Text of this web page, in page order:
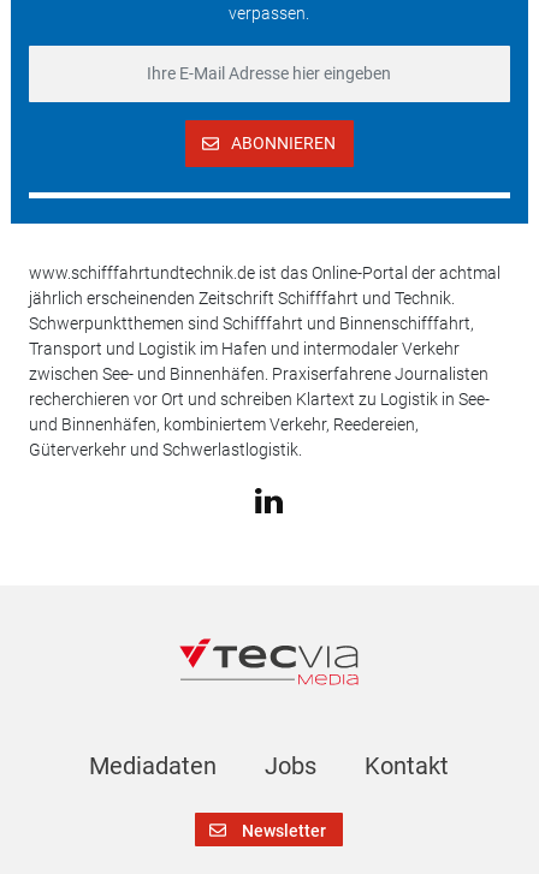
verpassen.
ABONNIEREN
www.schifffahrtundtechnik.de ist das Online-Portal der achtmal
jährlich erscheinenden Zeitschrift Schifffahrt und Technik.
Schwerpunktthemen sind Schifffahrt und Binnenschifffahrt,
Transport und Logistik im Hafen und intermodaler Verkehr
zwischen See- und Binnenhäfen. Praxiserfahrene Journalisten
recherchieren vor Ort und schreiben Klartext zu Logistik in See-
und Binnenhäfen, kombiniertem Verkehr, Reedereien,
Güterverkehr und Schwerlastlogistik.
Mediadaten Jobs Kontakt
Newsletter